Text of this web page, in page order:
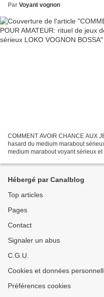
Par Voyant vognon
COMMENT AVOIR CHANCE AUX
hasard du medium marabout
medium marabout voyant sérieux
Hébergé par Canalblog
Top articles
Pages
Contact
Signaler un abus
C.G.U.
Cookies et données
Préférences cookies